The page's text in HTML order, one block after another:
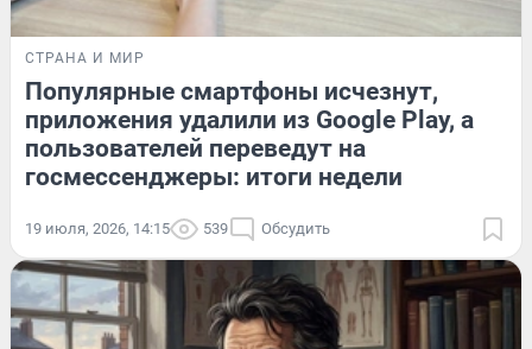
СТРАНА И МИР
Популярные смартфоны исчезнут,
приложения удалили из Google Play, а
пользователей переведут на
госмессенджеры: итоги недели
19 июля, 2026, 14:15 539 Обсудить